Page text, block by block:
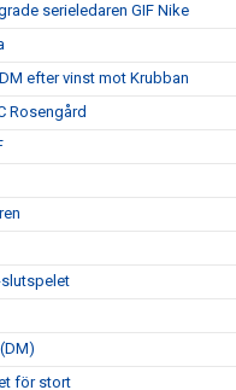
serieledaren GIF Nike
efter vinst mot Krubban
Rosengård
för stort